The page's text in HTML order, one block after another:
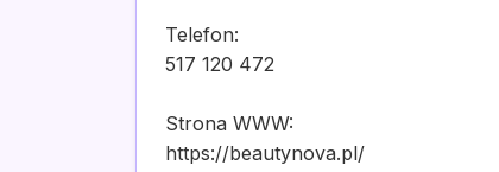
Telefon:
517 120 472
Strona WWW:
https://beautynova.pl/